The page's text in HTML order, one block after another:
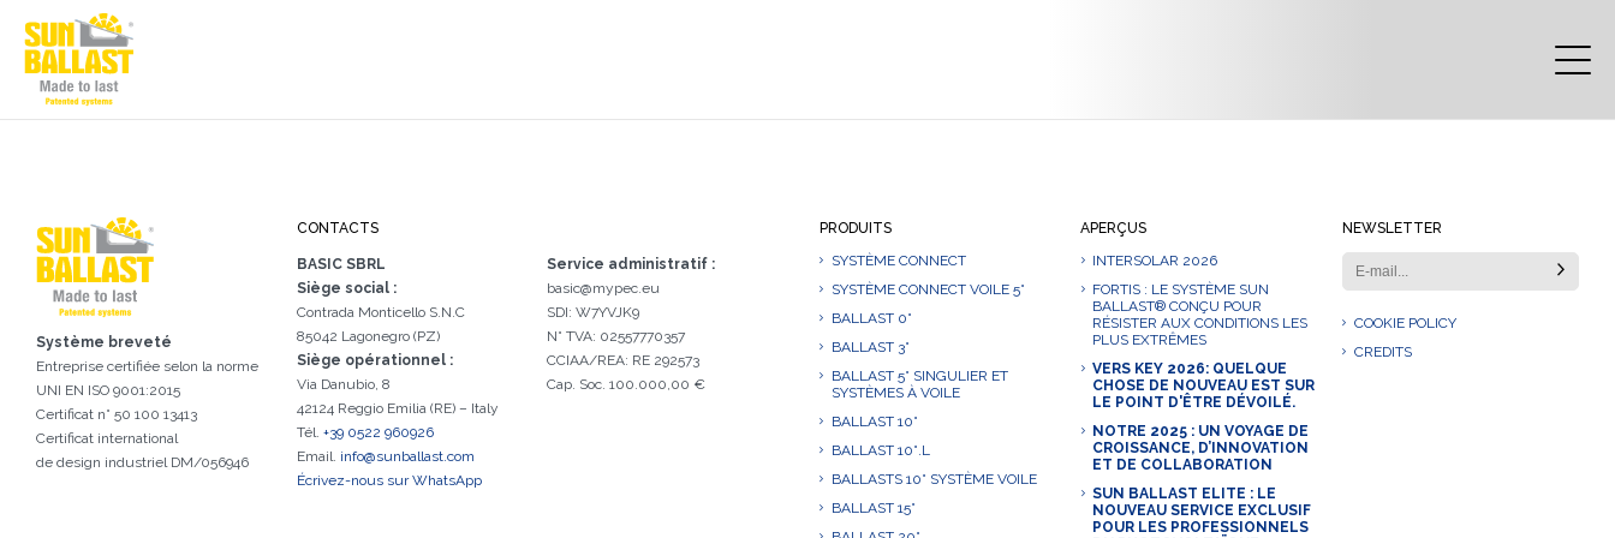
Système breveté
Entreprise certifiée selon la norme
UNI EN ISO 9001:2015
Certificat n° 50 100 13413
Certificat international
de design industriel DM/056946
CONTACTS
BASIC SBRL
Siège social :
Contrada Monticello S.N.C
85042 Lagonegro (PZ)
Siège opérationnel :
Via Danubio, 8
42124 Reggio Emilia (RE) – Italy
Tél.+39 0522 960926
Email. info@sunballast.com
Écrivez-nous sur WhatsApp
Service administratif :
basic@mypec.eu
SDI: W7YVJK9
N° TVA: 02557770357
CCIAA/REA: RE 292573
Cap. Soc. 100.000,00 €
PRODUITS
SYSTÈME CONNECT
SYSTÈME CONNECT VOILE 5°
BALLAST 0°
BALLAST 3°
BALLAST 5° SINGULIER ET
SYSTÈMES À VOILE
BALLAST 10°
BALLAST 10°.L
BALLASTS 10° SYSTÈME VOILE
BALLAST 15°
APERÇUS
INTERSOLAR 2026
FORTIS : LE SYSTÈME SUN
BALLAST® CONÇU POUR
RÉSISTER AUX CONDITIONS LES
PLUS EXTRÊMES
VERS KEY 2026: QUELQUE
CHOSE DE NOUVEAU EST SUR
LE POINT D'ÊTRE DÉVOILÉ.
NOTRE 2025 : UN VOYAGE DE
CROISSANCE, D’INNOVATION
ET DE COLLABORATION
SUN BALLAST ELITE : LE
NOUVEAU SERVICE EXCLUSIF
POUR LES PROFESSIONNELS
NEWSLETTER
COOKIE POLICY
CREDITS